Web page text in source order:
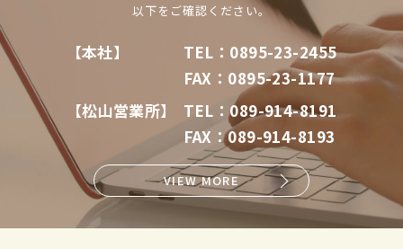
以下をご確認ください。
【本社】
TEL：0895-23-2455
FAX：0895-23-1177
【松山営業所】
TEL：089-914-8191
FAX：089-914-8193
VIEW MORE